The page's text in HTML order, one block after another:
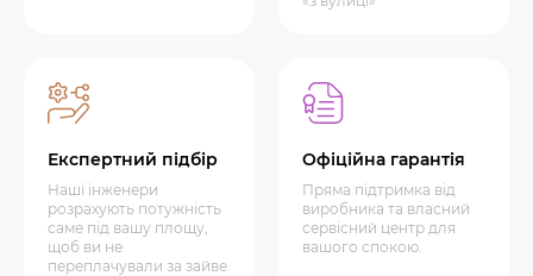
Експертний підбір
Наші інженери
розрахують потужність
саме під вашу площу,
щоб ви не
переплачували за зайве.
Офіційна гарантія
Пряма підтримка від
виробника та власний
сервісний центр для
вашого спокою.